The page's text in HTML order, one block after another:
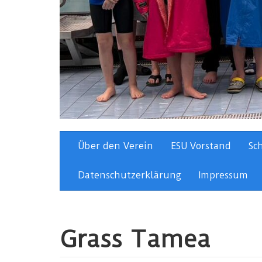
Über den Verein
ESU Vorstand
Datenschutzerklärung Impressum
Grass Tamea